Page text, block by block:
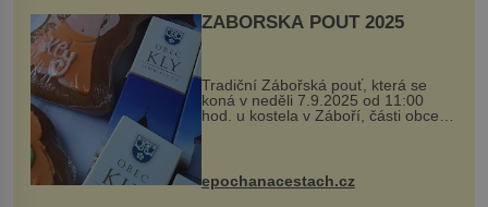
ZÁBOŘSKÁ POUŤ 2025
Tradiční Zábořská pouť, která se
koná v neděli 7.9.2025 od 11:00
hod. u kostela v Záboří, části obce
Kly u Mělníka. V programu naleznete
komentovanou prohlídku kostela,
epochanacestach.cz